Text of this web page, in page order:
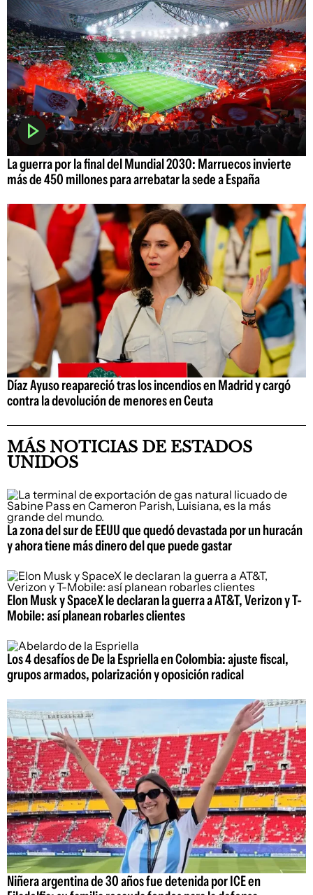
La guerra por la final del Mundial 2030: Marruecos invierte
más de 450 millones para arrebatar la sede a España
Díaz Ayuso reapareció tras los incendios en Madrid y cargó
contra la devolución de menores en Ceuta
MÁS NOTICIAS DE ESTADOS
UNIDOS
La zona del sur de EEUU que quedó devastada por un huracán
y ahora tiene más dinero del que puede gastar
Elon Musk y SpaceX le declaran la guerra a AT&T, Verizon y T-
Mobile: así planean robarles clientes
Los 4 desafíos de De la Espriella en Colombia: ajuste fiscal,
grupos armados, polarización y oposición radical
Niñera argentina de 30 años fue detenida por ICE en